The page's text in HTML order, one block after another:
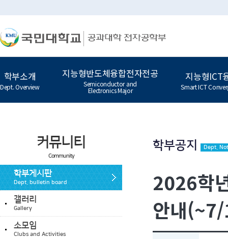
학부소개
Dept. Overview
지능형반도체융합전자전공
Semiconductor and
Electronics Major
지능형ICT
Smart ICT
커뮤니티
Community
학부게시판
Dept. bulletin board
갤러리
Gallery
소모임
Clubs and Activities
학부공지 Dept.
2026학
안내